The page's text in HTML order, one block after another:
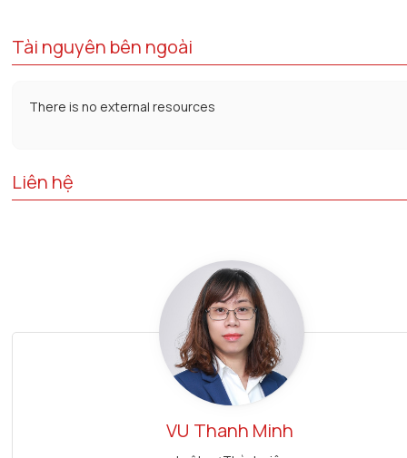
Tài nguyên bên ngoài
There is no external resources
Liên hệ
Thanh Minh
VU